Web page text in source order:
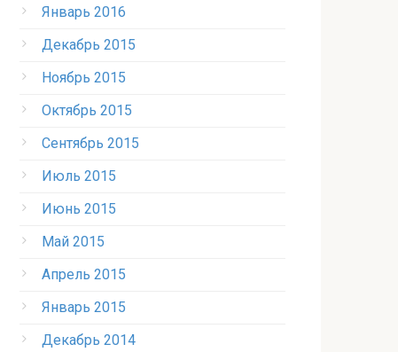
Январь 2016
Декабрь 2015
Ноябрь 2015
Октябрь 2015
Сентябрь 2015
Июль 2015
Июнь 2015
Май 2015
Апрель 2015
Январь 2015
Декабрь 2014